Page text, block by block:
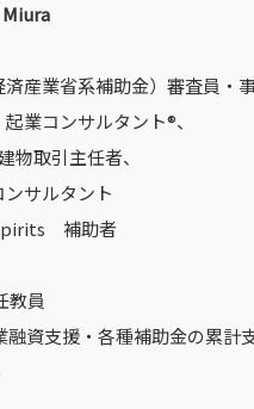
産業省系補助金）審査員・
業コンサルタント®、
物取引主任者、
サルタント
補助者
教員
融資支援・各種補助金の累計